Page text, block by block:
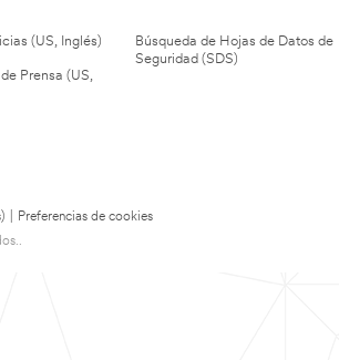
(US, Inglés)
Prensa (US,
Búsqueda de Hojas de Datos de
Seguridad (SDS)
Preferencias de cookies